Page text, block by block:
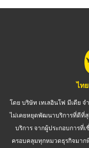
ไท
โดย บริษัท เทเลอินโฟ มีเดีย
ไม่เคยหยุดพัฒนาบริการที่ดีที่
บริการ จากผู้ประกอบการที่
ครอบคลุมทุกหมวดธุรกิจมาก